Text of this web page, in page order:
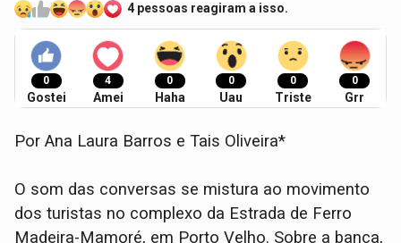
4 pessoas reagiram a isso.
0
Gostei
4
Amei
0
Haha
0
Uau
0
Triste
0
Grr
Por Ana Laura Barros e Tais Oliveira*
O som das conversas se mistura ao movimento
dos turistas no complexo da Estrada de Ferro
Madeira-Mamoré, em Porto Velho. Sobre a banca,